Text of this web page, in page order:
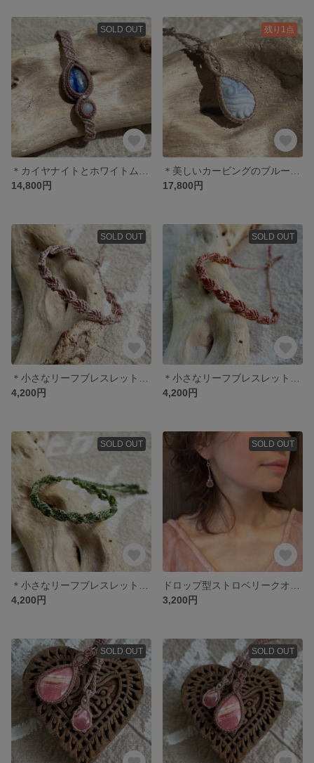
SOLD OUT
14,800円
残り1点
17,800円
SOLD OUT
4,200円
SOLD OUT
4,200円
SOLD OUT
4,200円
SOLD OUT
3,200円
SOLD OUT SOLD OUT